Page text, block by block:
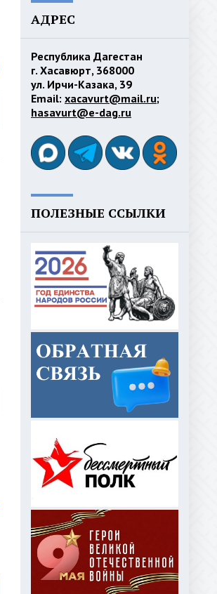
АДРЕС
Республика Дагестан
г. Хасавюрт, 368000
ул. Ирчи-Казака, 39
Email: xacavurt@mail.ru;
hasavurt@e-dag.ru
ПОЛЕЗНЫЕ ССЫЛКИ